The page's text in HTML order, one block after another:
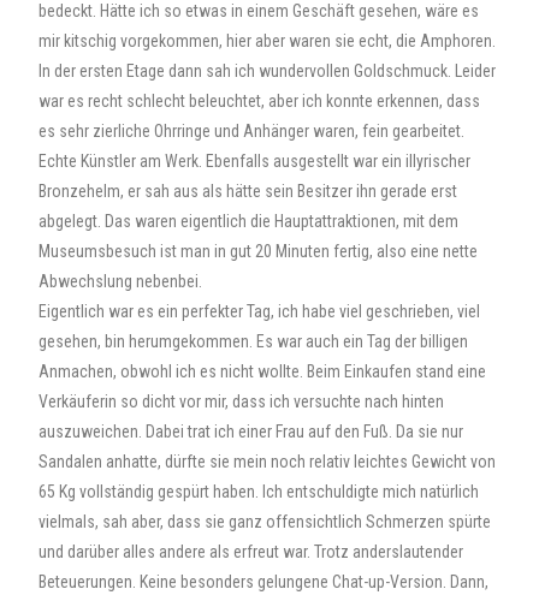
bedeckt. Hätte ich so etwas in einem Geschäft gesehen, wäre es
mir kitschig vorgekommen, hier aber waren sie echt, die Amphoren.
In der ersten Etage dann sah ich wundervollen Goldschmuck. Leider
war es recht schlecht beleuchtet, aber ich konnte erkennen, dass
es sehr zierliche Ohrringe und Anhänger waren, fein gearbeitet.
Echte Künstler am Werk. Ebenfalls ausgestellt war ein illyrischer
Bronzehelm, er sah aus als hätte sein Besitzer ihn gerade erst
abgelegt. Das waren eigentlich die Hauptattraktionen, mit dem
Museumsbesuch ist man in gut 20 Minuten fertig, also eine nette
Abwechslung nebenbei.
Eigentlich war es ein perfekter Tag, ich habe viel geschrieben, viel
gesehen, bin herumgekommen. Es war auch ein Tag der billigen
Anmachen, obwohl ich es nicht wollte. Beim Einkaufen stand eine
Verkäuferin so dicht vor mir, dass ich versuchte nach hinten
auszuweichen. Dabei trat ich einer Frau auf den Fuß. Da sie nur
Sandalen anhatte, dürfte sie mein noch relativ leichtes Gewicht von
65 Kg vollständig gespürt haben. Ich entschuldigte mich natürlich
vielmals, sah aber, dass sie ganz offensichtlich Schmerzen spürte
und darüber alles andere als erfreut war. Trotz anderslautender
Beteuerungen. Keine besonders gelungene Chat-up-Version. Dann,